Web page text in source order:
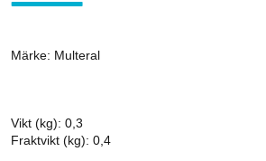
Märke: Multeral
Vikt (kg): 0,3
Fraktvikt (kg): 0,4